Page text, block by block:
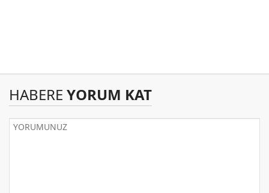
HABERE YORUM KAT